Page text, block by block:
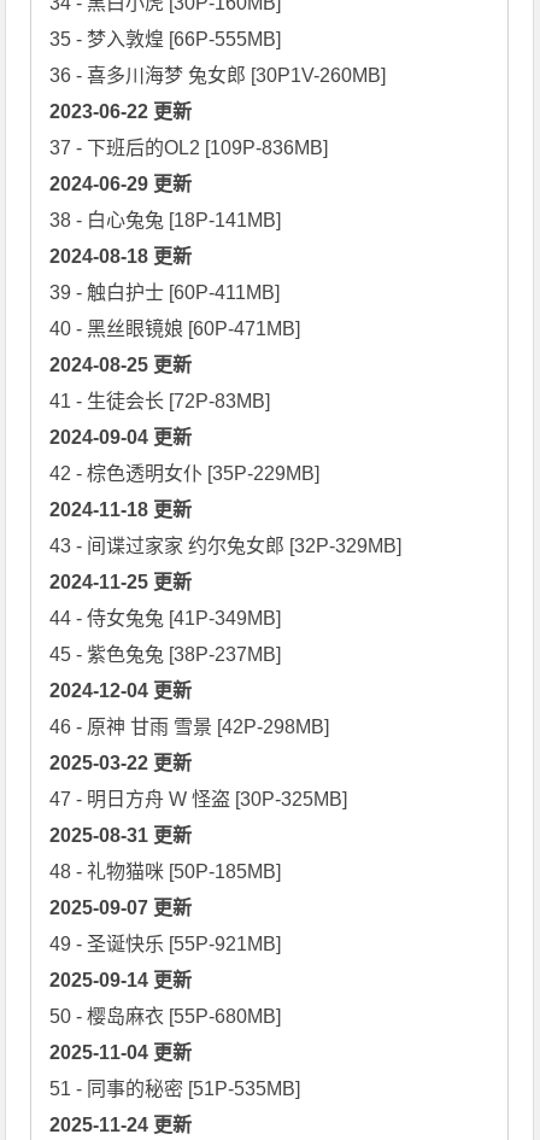
35 - 梦入敦煌 [66P-555MB]
2023-06-22 更新
2024-06-29 更新
2024-08-18 更新
39 - 触白护士 [60P-411MB]
2024-08-25 更新
2024-09-04 更新
2024-11-18 更新
2024-11-25 更新
44 - 侍女兔兔 [41P-349MB]
2024-12-04 更新
2025-03-22 更新
2025-08-31 更新
2025-09-07 更新
2025-09-14 更新
2025-11-04 更新
2025-11-24 更新